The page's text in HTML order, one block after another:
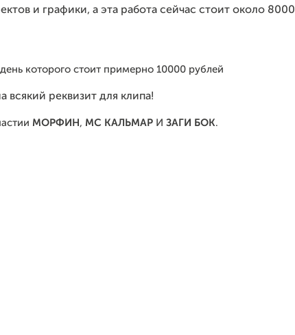
и графики, а эта работа сейчас стоит около 8000
которого стоит примерно 10000 рублей
реквизит для клипа!
МОРФИН , МС КАЛЬМАР И ЗАГИ БОК.